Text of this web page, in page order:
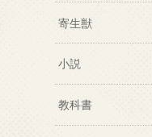
寄生獣
小説
教科書